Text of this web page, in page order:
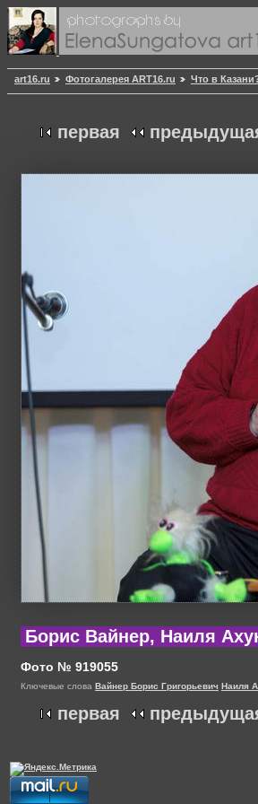
art16.ru Фотогалерея ART16.ru Что в
первая
Борис Вайнер, Наиля
Фото № 919055
Ключевые слова Вайнер Борис Григорьевич Наиля
первая